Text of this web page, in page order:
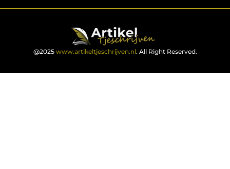
@2025 www.artikeltjeschrijven.nl. All Right Reserved.